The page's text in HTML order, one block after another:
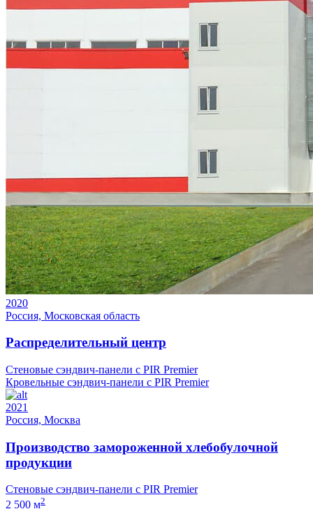
2020
Россия, Московская область
Распределительный центр
Стеновые сэндвич-панели с PIR Premier
Кровельные сэндвич-панели с PIR Premier
2021
Россия, Москва
Производство замороженной хлебобулочной
продукции
Стеновые сэндвич-панели с PIR Premier
2 500 м2